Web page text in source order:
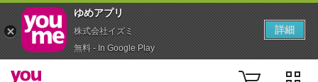
online
ゆめアプ‪リ‬
株式会社イズミ
無料 - In Google Play
詳細